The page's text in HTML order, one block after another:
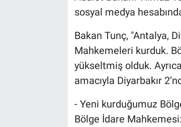
sosyal medya
Bakan Tunç, "Antalya,
Mahkemeleri kurduk.
yükseltmiş olduk.
amacıyla Diyarbakır
- Yeni kurduğumuz
Bölge İdare